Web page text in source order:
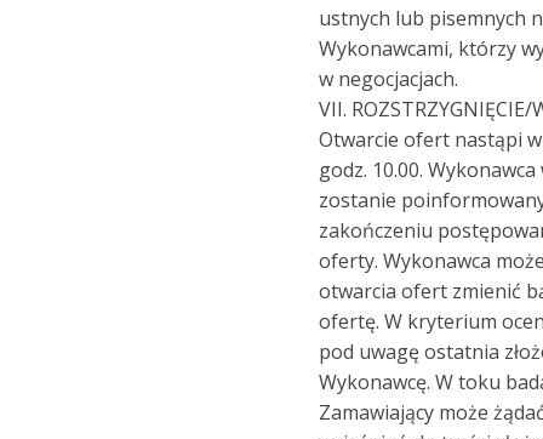
ustnych lub pisemnych
Wykonawcami, którzy
w negocjacjach.
VII. ROZSTRZYGNIĘCIE/
Otwarcie ofert nastąpi
godz. 10.00.
zostanie
zakończeniu
oferty. Wykonawca
otwarcia ofert zmienić
ofertę. W kryterium
pod uwagę ostatnia
Wykonawcę. W toku
Zamawiający może